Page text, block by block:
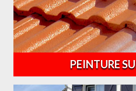
PEINTURE